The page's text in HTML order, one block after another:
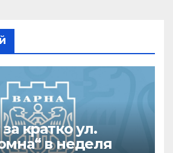
кратко ул.
в неделя